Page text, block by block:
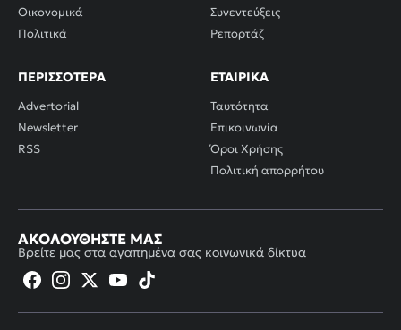
Οικονομικά
Πολιτικά
Συνεντεύξεις
Ρεπορτάζ
ΠΕΡΙΣΣΌΤΕΡΑ
Advertorial
Newsletter
RSS
ΕΤΑΙΡΙΚΆ
Ταυτότητα
Επικοινωνία
Όροι Χρήσης
Πολιτική απορρήτου
ΑΚΟΛΟΥΘΉΣΤΕ ΜΑΣ
Βρείτε μας στα αγαπημένα σας κοινωνικά δίκτυα